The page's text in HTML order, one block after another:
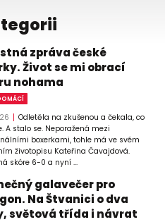
zpráva české
Život se mi obrací
nohama
Odletěla na zkušenou a čekala, co
A stalo se. Neporažená mezi
boxerkami, tohle má ve svém
životopisu Kateřina Čavajdová.
skóre 6-0 a nyní ...
galavečer pro
Na Štvanici o dva
světová třída i návrat